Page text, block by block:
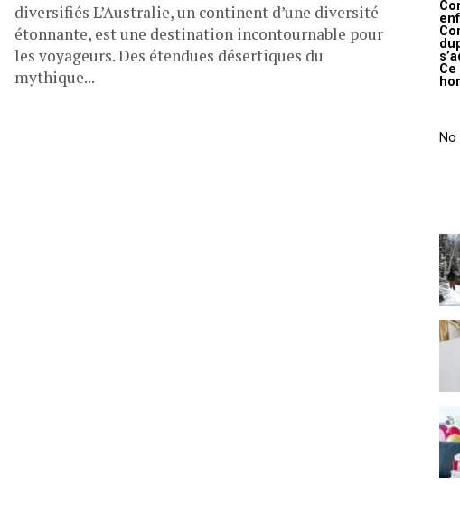
diversifiés L’Australie, un continent d’une diversité
étonnante, est une destination incontournable pour
les voyageurs. Des étendues désertiques du
mythique...